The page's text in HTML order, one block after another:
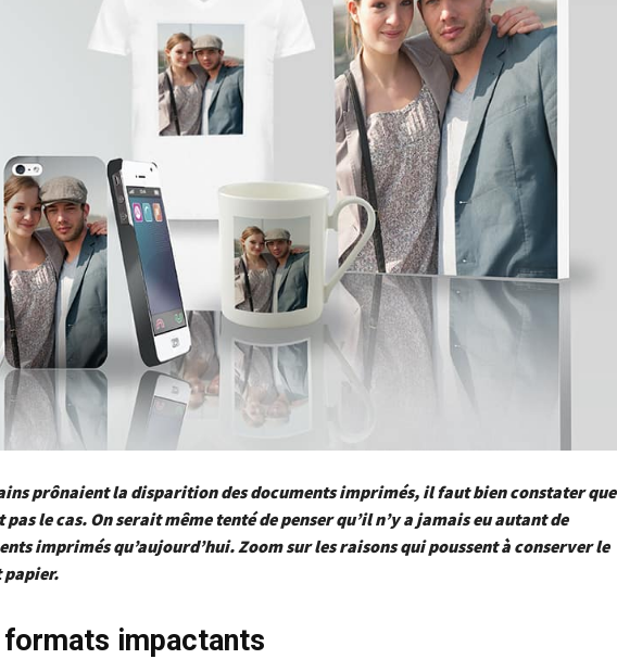
prônaient la disparition des documents imprimés, il faut bien constater que
pas le cas. On serait même tenté de penser qu’il n’y a jamais eu autant de
imprimés qu’aujourd’hui. Zoom sur les raisons qui poussent à conserver le
formats impactants